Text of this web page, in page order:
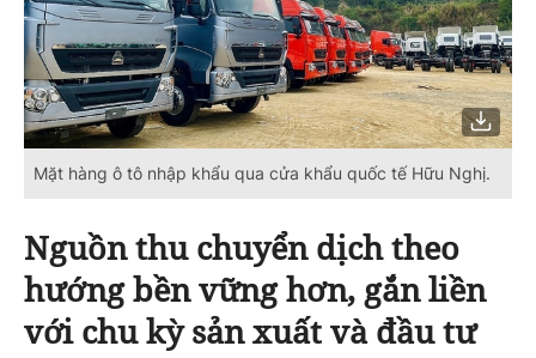
Mặt hàng ô tô nhập khẩu qua cửa khẩu quốc tế Hữu Nghị.
Nguồn thu chuyển dịch theo
hướng bền vững hơn, gắn liền
với chu kỳ sản xuất và đầu tư